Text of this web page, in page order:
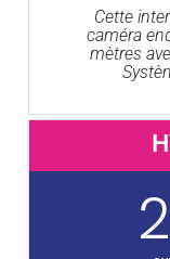
Cette
caméra
mètres